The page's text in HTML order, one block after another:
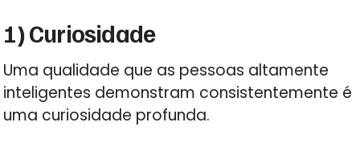
1) Curiosidade
Uma qualidade que as pessoas altamente
inteligentes demonstram consistentemente é
uma curiosidade profunda.